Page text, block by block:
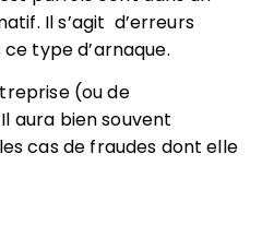
Il s’agit d’erreurs
type d’arnaque.
(ou de
aura bien souvent
cas de fraudes dont elle